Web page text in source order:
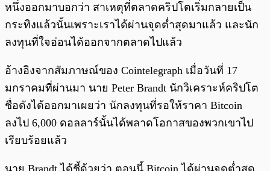
หนึ่งออกมาบอกว่า สาเหตุที่ตลาดคริปโตเริ่มกลายเป็น
กระทิงแล้วนั้นเพราะเราได้ผ่านจุดต่ำสุดมาแล้ว และนัก
ลงทุนที่ใจอ่อนได้ออกจากตลาดไปแล้ว
อ้างอิงจากสัมภาษณ์ของ Cointelegraph เมื่อวันที่ 17
มกราคมที่ผ่านมา นาย Peter Brandt นักวิเคราะห์คริปโต
ชื่อดังได้ออกมาเผยว่า นักลงทุนที่รอให้ราคา Bitcoin
ลงไป 6,000 ดอลลาร์นั้นได้พลาดโอกาสของพวกเขาไป
เรียบร้อยแล้ว